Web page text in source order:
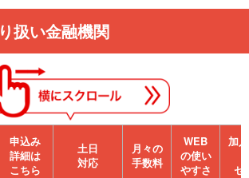
扱い金融機関
申込み
詳細は
こちら
⼟⽇
対応
月々の
手数料
WEB
の使い
やすさ
加
セ